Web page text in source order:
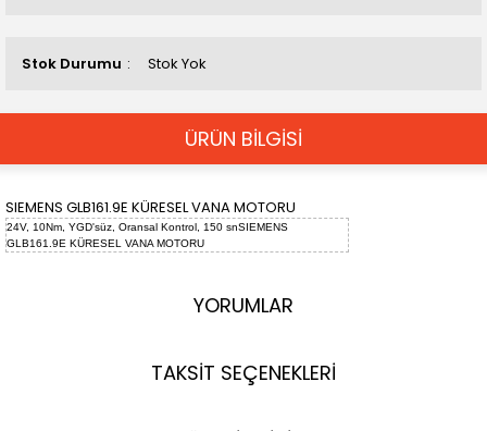
Stok Durumu Stok Yok
ÜRÜN BİLGİSİ
SIEMENS GLB161.9E KÜRESEL VANA MOTORU
24V, 10Nm, YGD'süz, Oransal Kontrol, 150 snSIEMENS
GLB161.9E KÜRESEL VANA MOTORU
YORUMLAR
TAKSİT SEÇENEKLERİ